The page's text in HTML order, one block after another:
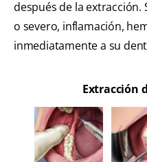
después de la
o severo, inflamación,
inmediatamente a su
Extracción